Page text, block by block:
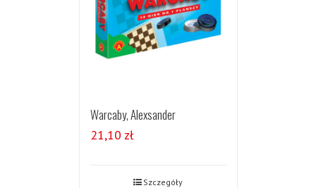
Warcaby, Alexsander
21,10 zł
Szczegóły